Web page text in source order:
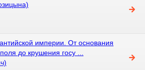
империи. От основания
до крушения госу ...